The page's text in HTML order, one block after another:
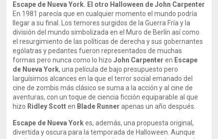
Escape de Nueva York. El otro Halloween de John Carpenter
En 1981 parecía que en cualquier momento el mundo podría
llegar a su final. Los temores surgidos de la Guerra Fría y la
división del mundo simbolizada en el Muro de Berlín así como
el resurgimiento de las políticas de derecha y sus gobernantes
ególatras y pedantes fueron representados de muchas
formas pero nunca como lo hizoJohn Carpenter en Escape
de Nueva York, una película de bajo presupuesto pero
larguísimos alcances en la que el terror social emanado del
cine de zombis más clásico se suma a la acción y al cine de
aventuras, con un toque de ciencia ficción equiparable al que
hizo Ridley Scotten Blade Runner apenas un año después.
Escape de Nueva Yorkes, además, una propuesta original,
divertida y oscura para la temporada de Halloween. Aunque